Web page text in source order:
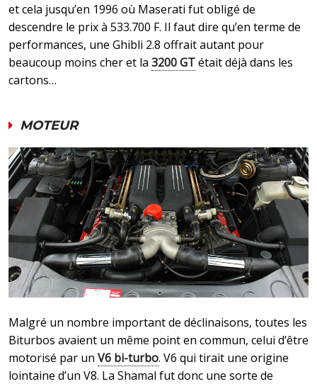
et cela jusqu’en 1996 où Maserati fut obligé de
descendre le prix à 533.700 F. Il faut dire qu’en terme de
performances, une Ghibli 2.8 offrait autant pour
beaucoup moins cher et la 3200 GTétait déjà dans les
cartons…
MOTEUR
Malgré un nombre important de déclinaisons, toutes les
Biturbos avaient un même point en commun, celui d’être
motorisé par un V6 bi-turbo. V6 qui tirait une origine
lointaine d’un V8. La Shamal fut donc une sorte de